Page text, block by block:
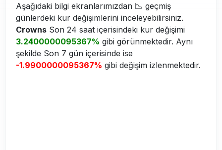
Aşağıdaki bilgi ekranlarımızdan 📉 geçmiş
günlerdeki kur değişimlerini inceleyebilirsiniz.
Crowns Son 24 saat içerisindeki kur değişimi
3.2400000095367% gibi görünmektedir. Aynı
şekilde Son 7 gün içerisinde ise
-1.9900000095367% gibi değişim izlenmektedir.